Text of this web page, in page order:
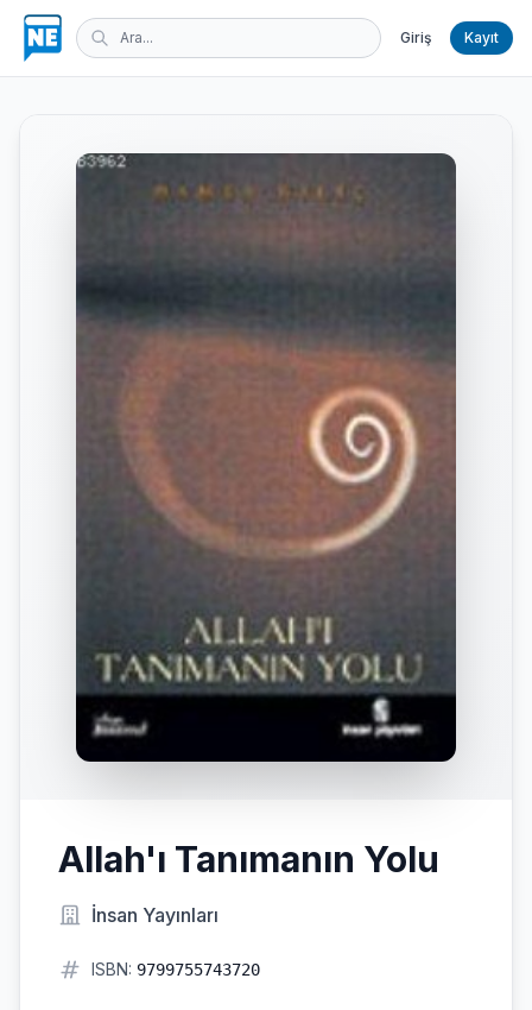
Giriş Kayıt
Allah'ı Tanımanın Yolu
İnsan Yayınları
ISBN: 9799755743720